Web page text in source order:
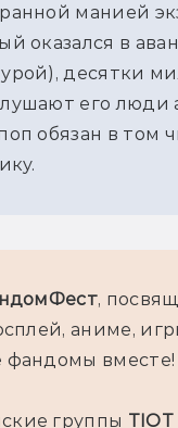
манией
оказался в
десятки
его люди
обязан в том
,
аниме,
фандомы вместе!
группы TIOT